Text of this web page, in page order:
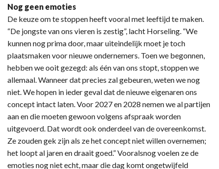
Nog geen emoties
De keuze om te stoppen heeft vooral met leeftijd te maken.
“De jongste van ons vieren is zestig”, lacht Horseling. “We
kunnen nog prima door, maar uiteindelijk moet je toch
plaatsmaken voor nieuwe ondernemers. Toen we begonnen,
hebben we ooit gezegd: als één van ons stopt, stoppen we
allemaal. Wanneer dat precies zal gebeuren, weten we nog
niet. We hopen in ieder geval dat de nieuwe eigenaren ons
concept intact laten. Voor 2027 en 2028 nemen we al partijen
aan en die moeten gewoon volgens afspraak worden
uitgevoerd. Dat wordt ook onderdeel van de overeenkomst.
Ze zouden gek zijn als ze het concept niet willen overnemen;
het loopt al jaren en draait goed.” Vooralsnog voelen ze de
emoties nog niet echt, maar die dag komt ongetwijfeld